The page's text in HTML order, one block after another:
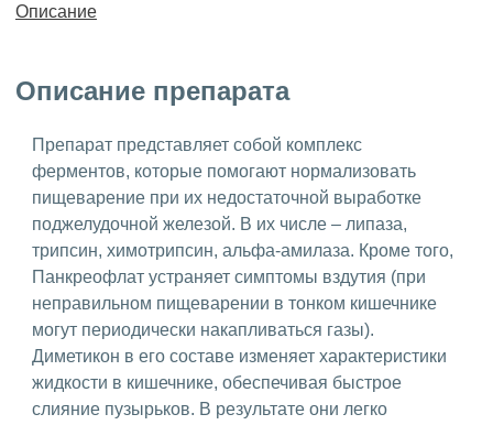
Описание
Описание препарата
Препарат представляет собой комплекс
ферментов, которые помогают нормализовать
пищеварение при их недостаточной выработке
поджелудочной железой. В их числе – липаза,
трипсин, химотрипсин, альфа-амилаза. Кроме того,
Панкреофлат устраняет симптомы вздутия (при
неправильном пищеварении в тонком кишечнике
могут периодически накапливаться газы).
Диметикон в его составе изменяет характеристики
жидкости в кишечнике, обеспечивая быстрое
слияние пузырьков. В результате они легко